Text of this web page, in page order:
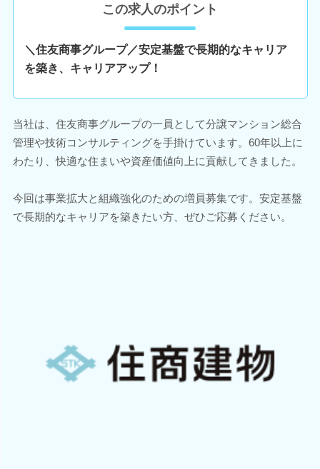
この求人のポイント
＼住友商事グループ／安定基盤で長期的なキャリア
を築き、キャリアアップ！
当社は、住友商事グループの一員として分譲マンション総合
管理や技術コンサルティングを手掛けています。60年以上に
わたり、快適な住まいや資産価値向上に貢献してきました。
今回は事業拡大と組織強化のための増員募集です。安定基盤
で長期的なキャリアを築きたい方、ぜひご応募ください。